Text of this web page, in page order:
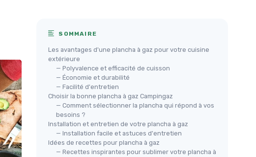
SOMMAIRE
Les avantages d'une plancha à gaz pour votre cuisine
extérieure
— Polyvalence et efficacité de cuisson
— Économie et durabilité
— Facilité d'entretien
Choisir la bonne plancha à gaz Campingaz
— Comment sélectionner la plancha qui répond à vos
besoins ?
Installation et entretien de votre plancha à gaz
— Installation facile et astuces d'entretien
Idées de recettes pour plancha à gaz
— Recettes inspirantes pour sublimer votre plancha à